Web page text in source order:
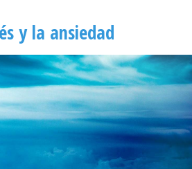
y la ansiedad